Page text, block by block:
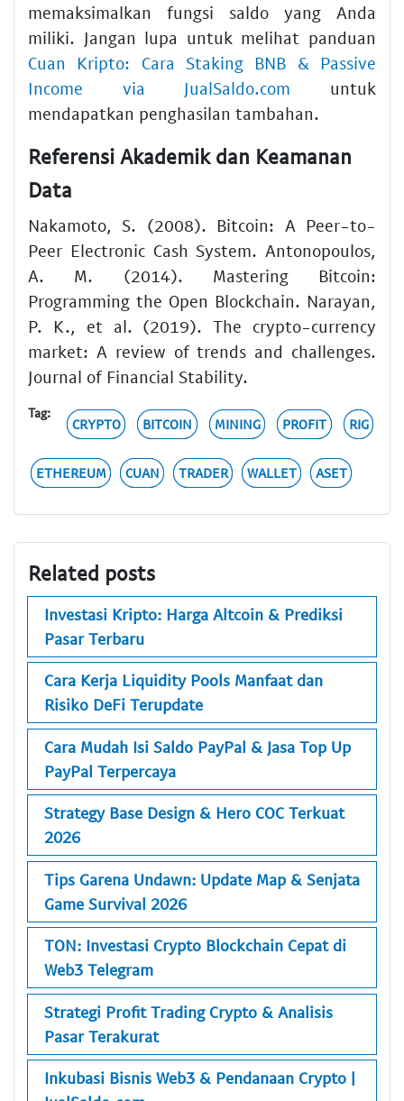
memaksimalkan fungsi saldo yang Anda
miliki. Jangan lupa untuk melihat panduan
Cuan Kripto: Cara Staking BNB & Passive
Income via JualSaldo.com untuk
mendapatkan penghasilan tambahan.
Referensi Akademik dan Keamanan
Data
Nakamoto, S. (2008). Bitcoin: A Peer-to-
Peer Electronic Cash System. Antonopoulos,
A. M. (2014). Mastering Bitcoin:
Programming the Open Blockchain. Narayan,
P. K., et al. (2019). The crypto-currency
market: A review of trends and challenges.
Journal of Financial Stability.
Tag:
CRYPTO BITCOIN MINING PROFIT RIG
ETHEREUM CUAN TRADER WALLET ASET
Related posts
Investasi Kripto: Harga Altcoin & Prediksi
Pasar Terbaru
Cara Kerja Liquidity Pools Manfaat dan
Risiko DeFi Terupdate
Cara Mudah Isi Saldo PayPal & Jasa Top Up
PayPal Terpercaya
Strategy Base Design & Hero COC Terkuat
2026
Tips Garena Undawn: Update Map & Senjata
Game Survival 2026
TON: Investasi Crypto Blockchain Cepat di
Web3 Telegram
Strategi Profit Trading Crypto & Analisis
Pasar Terakurat
Inkubasi Bisnis Web3 & Pendanaan Crypto |